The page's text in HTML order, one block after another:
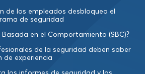
de los empleados desbloquea el
de seguridad
Basada en el Comportamiento (SBC)?
de la seguridad deben saber
de experiencia